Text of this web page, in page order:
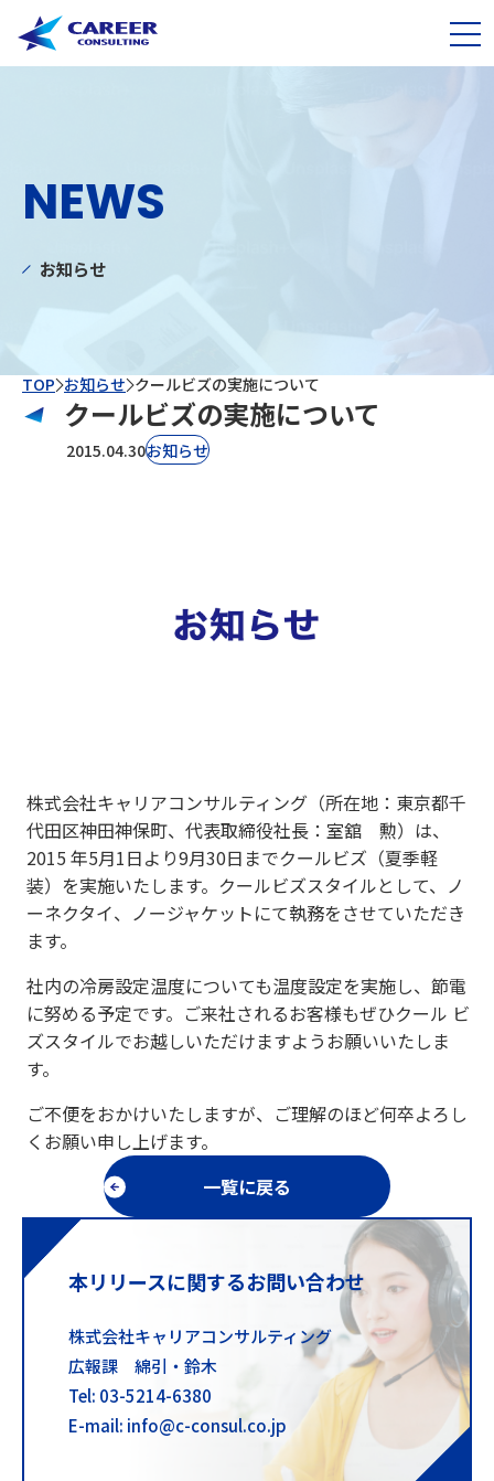
NEWS
お知らせ
TOP お知らせ クールビズの実施について
クールビズの実施について
2015.04.30お知らせ
株式会社キャリアコンサルティング（所在地：東京都千
代田区神田神保町、代表取締役社長：室舘 勲）は、
2015 年5月1日より9月30日までクールビズ（夏季軽
装）を実施いたします。クールビズスタイルとして、ノ
ーネクタイ、ノージャケットにて執務をさせていただき
ます。
社内の冷房設定温度についても温度設定を実施し、節電
に努める予定です。ご来社されるお客様もぜひクール ビ
ズスタイルでお越しいただけますようお願いいたしま
す。
ご不便をおかけいたしますが、ご理解のほど何卒よろし
くお願い申し上げます。
一覧に戻る
本リリースに関するお問い合わせ
株式会社キャリアコンサルティング
広報課 綿引・鈴木
Tel: 03-5214-6380
E-mail: info@c-consul.co.jp